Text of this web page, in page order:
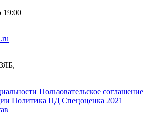
19:00
Пользовательское соглашение
Политика ПД Спецоценка 2021